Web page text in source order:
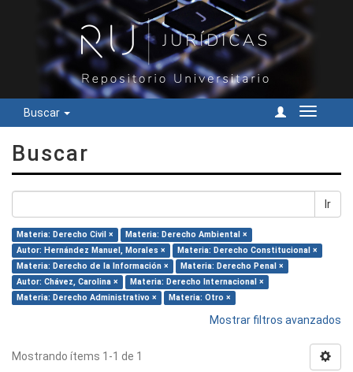
Buscar
Cambiar
Buscar
Ir
Materia: Derecho Civil ×
Materia: Derecho Ambiental ×
Autor: Hernández Manuel, Morales ×
Materia: Derecho Constitucional ×
Materia: Derecho de la Información ×
Materia: Derecho Penal ×
Autor: Chávez, Carolina ×
Materia: Derecho Internacional ×
Materia: Derecho Administrativo ×
Materia: Otro ×
Mostrar filtros avanzados
Mostrando ítems 1-1 de 1